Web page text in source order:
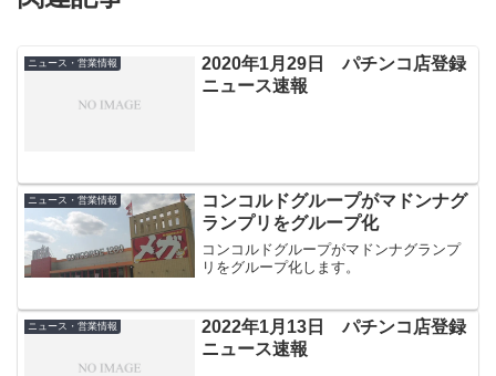
ニュース・営業情報
2020年1月29日 パチンコ店登録
ニュース速報
ニュース・営業情報
コンコルドグループがマドンナグ
ランプリをグループ化
コンコルドグループがマドンナグランプ
リをグループ化します。
ニュース・営業情報
2022年1月13日 パチンコ店登録
ニュース速報